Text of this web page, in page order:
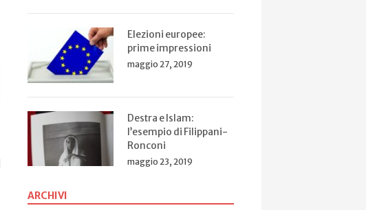
Elezioni europee:
prime impressioni
maggio 27, 2019
Destra e Islam:
l’esempio di Filippani-
Ronconi
maggio 23, 2019
ARCHIVI